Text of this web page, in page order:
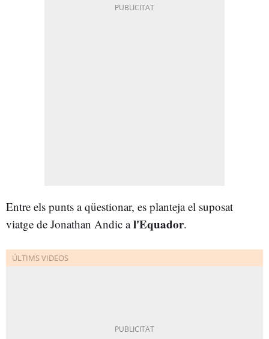
Entre els punts a qüestionar, es planteja el suposat
viatge de Jonathan Andic al'Equador.